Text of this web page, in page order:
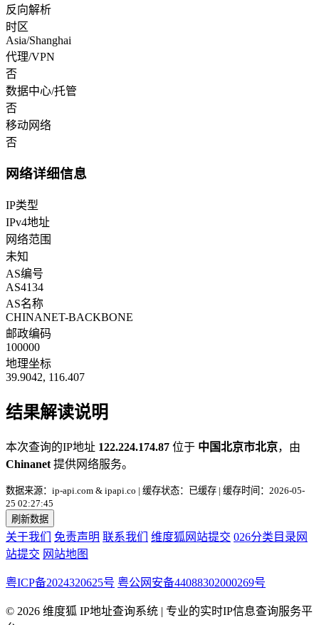
反向解析
时区
Asia/Shanghai
代理/VPN
否
数据中心/托管
否
移动网络
否
网络详细信息
IP类型
IPv4地址
网络范围
未知
AS编号
AS4134
AS名称
CHINANET-BACKBONE
邮政编码
100000
地理坐标
39.9042, 116.407
结果解读说明
本次查询的IP地址 122.224.174.87 位于 中国北京市北京，由
Chinanet 提供网络服务。
数据来源：ip-api.com & ipapi.co | 缓存状态：已缓存 | 缓存时间：2026-05-
25 02:27:45
刷新数据
关于我们 免责声明 联系我们 维度狐网站提交 026分类目录网
站提交 网站地图
粤ICP备2024320625号 粤公网安备44088302000269号
© 2026 维度狐 IP地址查询系统 | 专业的实时IP信息查询服务平